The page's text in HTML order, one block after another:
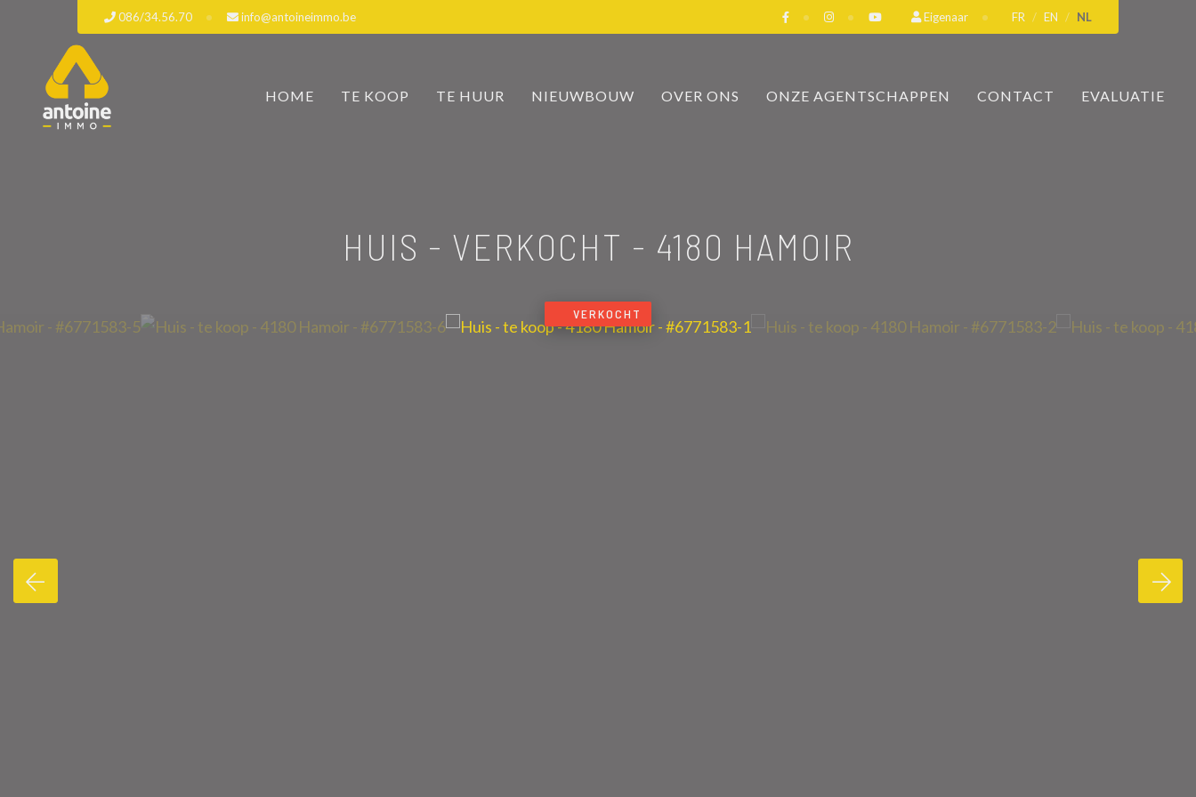
086/34.56.70 info@antoineimmo.be Eigenaar FR EN NL
HOME TE KOOP TE HUUR NIEUWBOUW OVER ONS ONZE AGENTSCHAPPEN CONTACT EVALUATIE
HUIS - VERKOCHT - 4180 HAMOIR
VERKOCHT